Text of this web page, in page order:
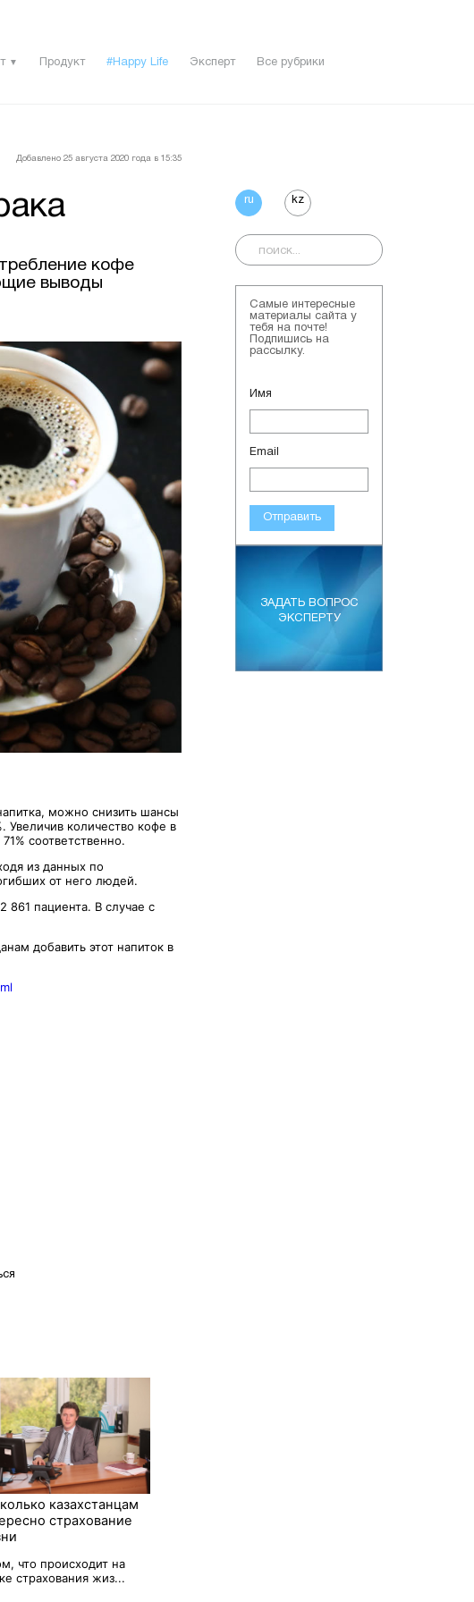
▼ Продукт #Happy Life Эксперт Все рубрики
Добавлено 25 августа 2020 года в 15:35
кофе
выводы
можно снизить шансы
Увеличив количество кофе в
соответственно.
из данных по
от него людей.
пациента. В случае с
добавить этот напиток в
казахстанцам
страхование
что происходит на
страхования жиз...
ru kz
Самые интересные
материалы сайта у
тебя на почте!
Подпишись на
рассылку.
Имя
Email
Отправить
ЗАДАТЬ ВОПРОС
ЭКСПЕРТУ